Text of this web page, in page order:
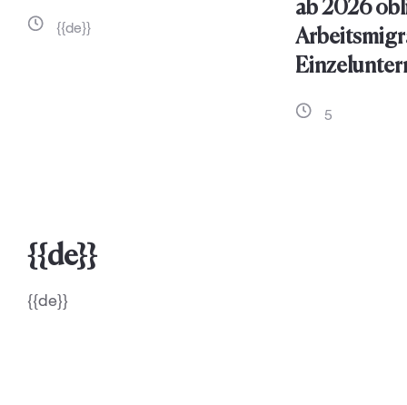
{{de}}
ab 2026
5
{{de}}
{{de}}